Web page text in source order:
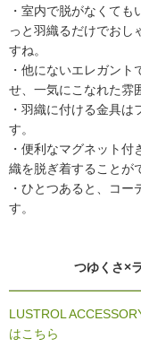
・室内で脱がなくて
っと羽織るだけでおし
すね。
・他にないエレガン
せ、一気にこなれた雰
・羽織に付ける金具
す。
・便利なマグネット
織を脱ぎ着することが
・ひとつあると、コ
す。
つゆくさ×
LUSTROL
はこちら